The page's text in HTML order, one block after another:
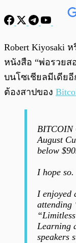
Robert Kiyosaki
หนังสือ “พ่อรวยส
บนโซเชียลมีเดีย
ต้องสาปของ
BITCOIN
August
below
I hope so.
I enjoyed
attending
Learning
speakers